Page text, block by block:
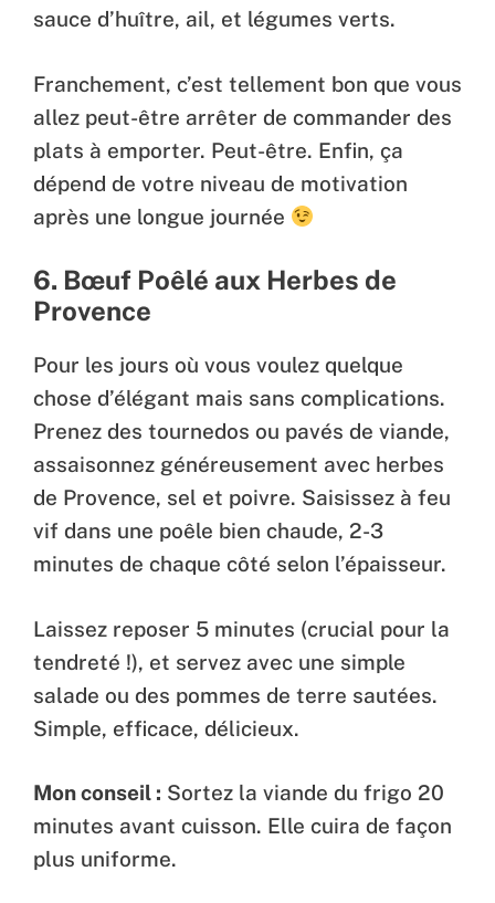
sauce d’huître, ail, et légumes verts.
Franchement, c’est tellement bon que vous
allez peut-être arrêter de commander des
plats à emporter. Peut-être. Enfin, ça
dépend de votre niveau de motivation
après une longue journée
6. Bœuf Poêlé aux Herbes de
Provence
Pour les jours où vous voulez quelque
chose d’élégant mais sans complications.
Prenez des tournedos ou pavés de viande,
assaisonnez généreusement avec herbes
de Provence, sel et poivre. Saisissez à feu
vif dans une poêle bien chaude, 2-3
minutes de chaque côté selon l’épaisseur.
Laissez reposer 5 minutes (crucial pour la
tendreté !), et servez avec une simple
salade ou des pommes de terre sautées.
Simple, efficace, délicieux.
Mon conseil : Sortez la viande du frigo 20
minutes avant cuisson. Elle cuira de façon
plus uniforme.